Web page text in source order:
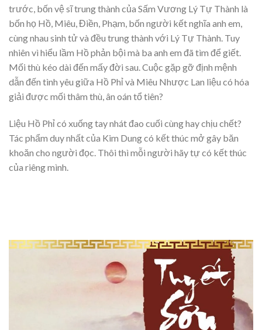
trước, bốn vệ sĩ trung thành của Sấm Vương Lý Tự Thành là
bốn họ Hồ, Miêu, Điền, Phạm, bốn người kết nghĩa anh em,
cùng nhau sinh tử và đều trung thành với Lý Tự Thành. Tuy
nhiên vì hiểu lầm Hồ phản bội mà ba anh em đã tìm để giết.
Mối thù kéo dài đến mấy đời sau. Cuộc gặp gỡ định mệnh
dẫn đến tình yêu giữa Hồ Phỉ và Miêu Nhược Lan liệu có hóa
giải được mối thâm thù, ân oán tổ tiên?
Liệu Hồ Phỉ có xuống tay nhát đao cuối cùng hay chịu chết?
Tác phẩm duy nhất của Kim Dung có kết thúc mở gây băn
khoăn cho người đọc. Thôi thì mỗi người hãy tự có kết thúc
của riêng mình.